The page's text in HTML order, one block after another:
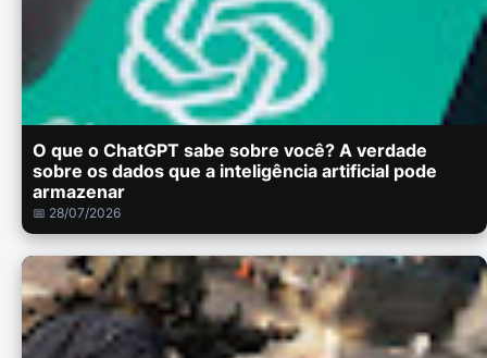
O que o ChatGPT sabe sobre você? A verdade
sobre os dados que a inteligência artificial pode
armazenar
📅 28/07/2026